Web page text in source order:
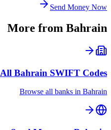
Send Money Now
More from Bahrain
All Bahrain SWIFT Codes
Browse all banks in Bahrain